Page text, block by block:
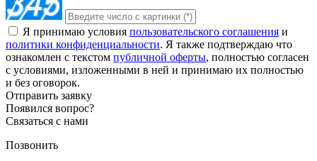
Я принимаю условия пользовательского соглашения и
политики конфиденциальности. Я также подтверждаю что
ознакомлен с текстом публичной оферты, полностью согласен
с условиями, изложенными в ней и принимаю их полностью
и без оговорок.
Отправить заявку
Появился вопрос?
Связаться с нами
Позвонить